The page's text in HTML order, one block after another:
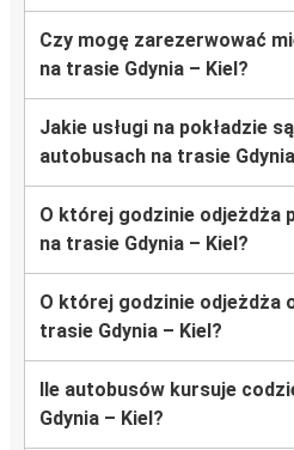
Czy mogę zarezerwować
na trasie Gdynia – Kiel?
Jakie usługi na pokładzie
autobusach na trasie
O której godzinie odjeżdża
na trasie Gdynia – Kiel?
O której godzinie odjeżdża
trasie Gdynia – Kiel?
Ile autobusów kursuje
Gdynia – Kiel?